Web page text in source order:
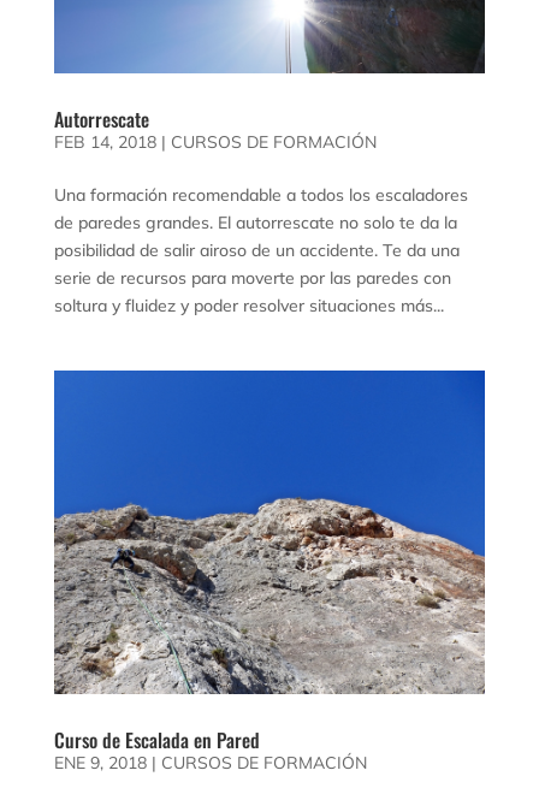
Autorrescate
FEB 14, 2018| CURSOS DE FORMACIÓN
Una formación recomendable a todos los escaladores
de paredes grandes. El autorrescate no solo te da la
posibilidad de salir airoso de un accidente. Te da una
serie de recursos para moverte por las paredes con
soltura y fluidez y poder resolver situaciones más...
Curso de Escalada en Pared
ENE 9, 2018| CURSOS DE FORMACIÓN